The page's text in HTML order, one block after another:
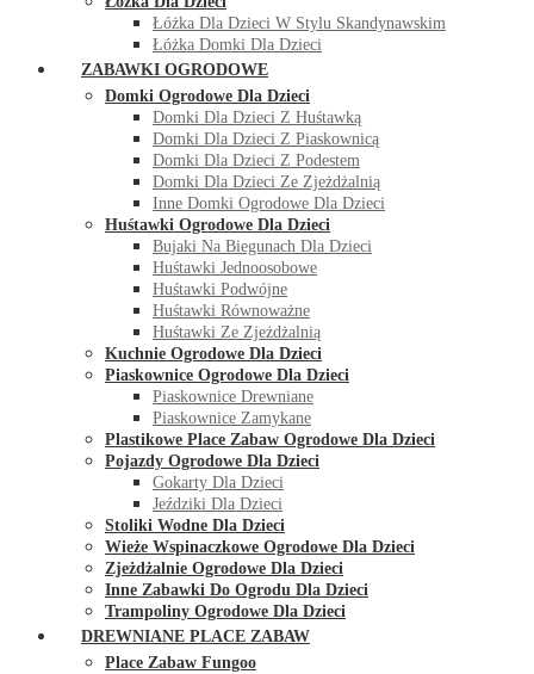
Łóżka Dla Dzieci W Stylu Skandynawskim
Łóżka Domki Dla Dzieci
ZABAWKI OGRODOWE
Domki Ogrodowe Dla Dzieci
Domki Dla Dzieci Z Huśtawką
Domki Dla Dzieci Z Piaskownicą
Domki Dla Dzieci Z Podestem
Domki Dla Dzieci Ze Zjeżdżalnią
Inne Domki Ogrodowe Dla Dzieci
Huśtawki Ogrodowe Dla Dzieci
Bujaki Na Biegunach Dla Dzieci
Huśtawki Jednoosobowe
Huśtawki Podwójne
Huśtawki Równoważne
Huśtawki Ze Zjeżdżalnią
Kuchnie Ogrodowe Dla Dzieci
Piaskownice Ogrodowe Dla Dzieci
Piaskownice Drewniane
Piaskownice Zamykane
Plastikowe Place Zabaw Ogrodowe Dla Dzieci
Pojazdy Ogrodowe Dla Dzieci
Gokarty Dla Dzieci
Jeździki Dla Dzieci
Stoliki Wodne Dla Dzieci
Wieże Wspinaczkowe Ogrodowe Dla Dzieci
Zjeżdżalnie Ogrodowe Dla Dzieci
Inne Zabawki Do Ogrodu Dla Dzieci
Trampoliny Ogrodowe Dla Dzieci
DREWNIANE PLACE ZABAW
Place Zabaw Fungoo